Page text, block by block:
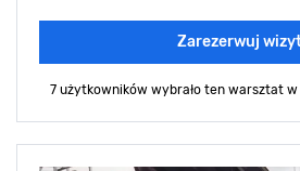
Zarezerwuj
7 użytkowników wybrało ten warsztat w